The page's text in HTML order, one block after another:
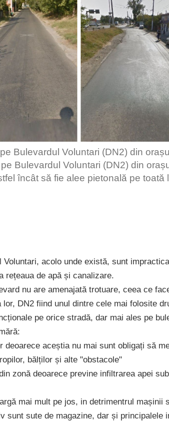
Bulevardul Voluntari (DN2) din
Bulevardul Voluntari (DN2) din
încât să fie alee pietonală pe toată
Voluntari, acolo unde există, sunt
rețeaua de apă și canalizare.
nu are amenajată trotuare, ceea ce
DN2 fiind unul dintre cele mai folosite
pe orice stradă, dar mai ales pe
deoarece aceștia nu mai sunt obligați să
bălților și alte "obstacole"
zonă deoarece previne infiltrarea apei
mai mult pe jos, in detrimentrul mașinii
sunt sute de magazine, dar și principalele